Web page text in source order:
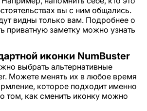
вы с ним общались.
видны только вам. Подробнее о
приватную заметку можно узнать
иконки NumBuster
выбрать альтернативные
Можете менять их в любое время
которое подходит именно
том, как сменить иконку можно